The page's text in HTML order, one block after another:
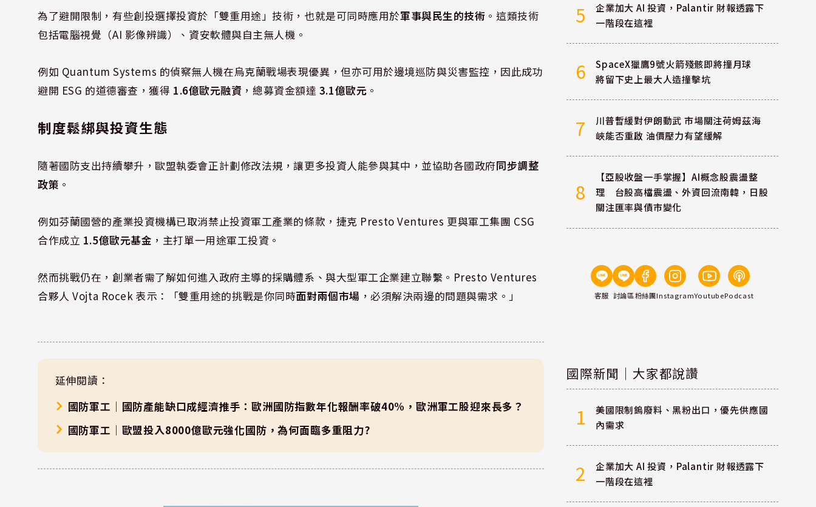
為了避開限制，有些創投選擇投資於「雙重用途」技術，也就是可同時應用於軍事與民生的技術 。這類技術
包括電腦視覺（AI 影像辨識）、資安軟體與自主無人機。
例如 Quantum Systems 的偵察無人機在烏克蘭戰場表現優異，但亦可用於邊境巡防與災害監控，因此成功
避開 ESG 的道德審查，獲得 1.6億歐元融資 ，總募資金額達 3.1億歐元 。
制度鬆綁與投資生態
隨著國防支出持續攀升，歐盟執委會正計劃修改法規，讓更多投資人能參與其中，並協助各國政府同步調整
政策 。
例如芬蘭國營的產業投資機構已取消禁止投資軍工產業的條款，捷克 Presto Ventures 更與軍工集團 CSG
合作成立 1.5億歐元基金 ，主打單一用途軍工投資。
然而挑戰仍在，創業者需了解如何進入政府主導的採購體系、與大型軍工企業建立聯繫。Presto Ventures
合夥人 Vojta Rocek 表示：「雙重用途的挑戰是你同時面對兩個市場 ，必須解決兩邊的問題與需求。」
延伸閱讀：
國防軍工｜國防產能缺口成經濟推手：歐洲國防指數年化報酬率破40%，歐洲軍工股迎來長多？
國防軍工｜歐盟投入8000億歐元強化國防，為何面臨多重阻力?
5
企業加大 AI 投資，Palantir 財報透露下
一階段在這裡
6
SpaceX獵鷹9號火箭殘骸即將撞月球
將留下史上最大人造撞擊坑
7
川普暫緩對伊朗動武 市場關注荷姆茲海
峽能否重啟 油價壓力有望緩解
8
【亞股收盤一手掌握】AI概念股震盪整
理 台股高檔震盪、外資回流南韓，日股
關注匯率與債市變化
客服 討論區粉絲團InstagramYoutubePodcast
國際新聞｜大家都說讚
1
美國限制鎢廢料、黑粉出口，優先供應國
內需求
2
企業加大 AI 投資，Palantir 財報透露下
一階段在這裡